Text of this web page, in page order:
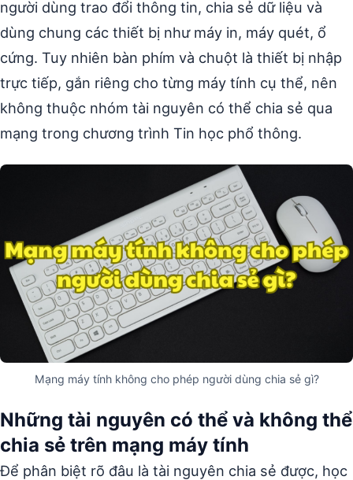
người dùng trao đổi thông tin, chia sẻ dữ liệu và
dùng chung các thiết bị như máy in, máy quét, ổ
cứng. Tuy nhiên bàn phím và chuột là thiết bị nhập
trực tiếp, gắn riêng cho từng máy tính cụ thể, nên
không thuộc nhóm tài nguyên có thể chia sẻ qua
mạng trong chương trình Tin học phổ thông.
Mạng máy tính không cho phép người dùng chia sẻ gì?
Những tài nguyên có thể và không thể
chia sẻ trên mạng máy tính
Để phân biệt rõ đâu là tài nguyên chia sẻ được, học